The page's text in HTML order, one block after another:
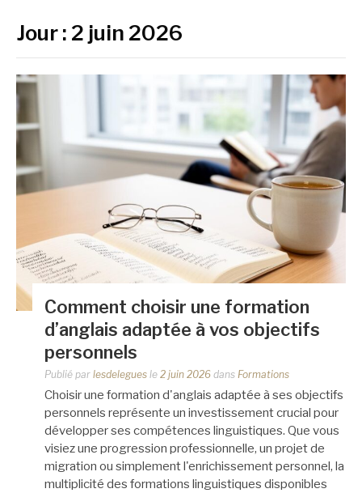
Jour : 2 juin 2026
Comment choisir une formation
d’anglais adaptée à vos objectifs
personnels
Publié par lesdelegues le 2 juin 2026 dans Formations
Choisir une formation d'anglais adaptée à ses objectifs
personnels représente un investissement crucial pour
développer ses compétences linguistiques. Que vous
visiez une progression professionnelle, un projet de
migration ou simplement l'enrichissement personnel, la
multiplicité des formations linguistiques disponibles